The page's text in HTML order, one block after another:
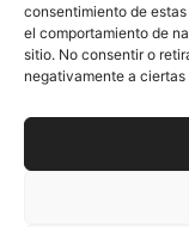
consentimiento de
el comportamiento de
sitio. No consentir o
negativamente a
Mejorando la
accionamientos
consejos que te